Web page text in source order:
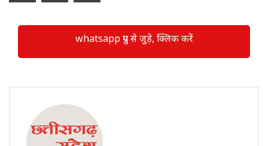
whatsapp ग्रुप से जुड़े, क्लिक करें